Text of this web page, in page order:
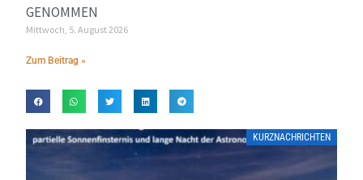
GENOMMEN
Mittwoch, 5. August 2026
Zum Beitrag »
KURZNACHRICHTEN